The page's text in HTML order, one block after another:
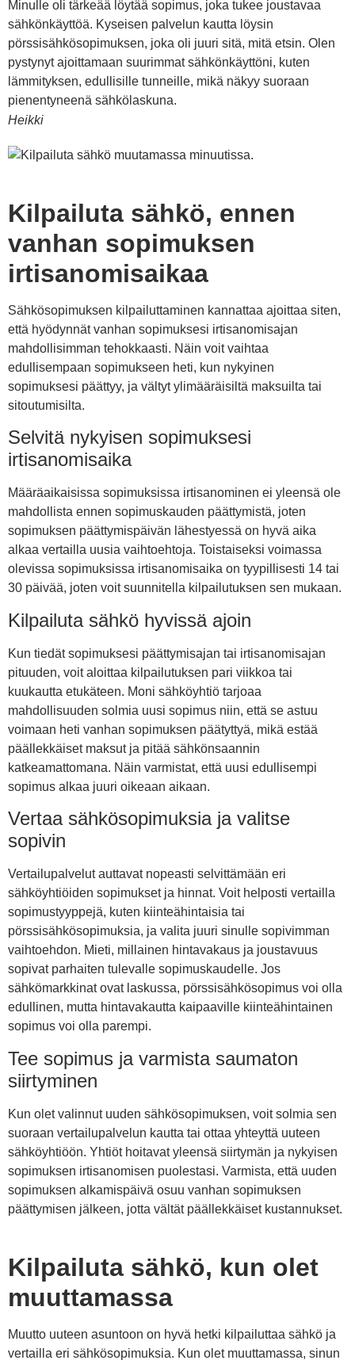
Minulle oli tärkeää löytää sopimus, joka tukee joustavaa
sähkönkäyttöä. Kyseisen palvelun kautta löysin
pörssisähkösopimuksen, joka oli juuri sitä, mitä etsin. Olen
pystynyt ajoittamaan suurimmat sähkönkäyttöni, kuten
lämmityksen, edullisille tunneille, mikä näkyy suoraan
pienentyneenä sähkölaskuna.
Heikki
Kilpailuta sähkö, ennen
vanhan sopimuksen
irtisanomisaikaa
Sähkösopimuksen kilpailuttaminen kannattaa ajoittaa siten,
että hyödynnät vanhan sopimuksesi irtisanomisajan
mahdollisimman tehokkaasti. Näin voit vaihtaa
edullisempaan sopimukseen heti, kun nykyinen
sopimuksesi päättyy, ja vältyt ylimääräisiltä maksuilta tai
sitoutumisilta.
Selvitä nykyisen sopimuksesi
irtisanomisaika
Määräaikaisissa sopimuksissa irtisanominen ei yleensä ole
mahdollista ennen sopimuskauden päättymistä, joten
sopimuksen päättymispäivän lähestyessä on hyvä aika
alkaa vertailla uusia vaihtoehtoja. Toistaiseksi voimassa
olevissa sopimuksissa irtisanomisaika on tyypillisesti 14 tai
30 päivää, joten voit suunnitella kilpailutuksen sen mukaan.
Kilpailuta sähkö hyvissä ajoin
Kun tiedät sopimuksesi päättymisajan tai irtisanomisajan
pituuden, voit aloittaa kilpailutuksen pari viikkoa tai
kuukautta etukäteen. Moni sähköyhtiö tarjoaa
mahdollisuuden solmia uusi sopimus niin, että se astuu
voimaan heti vanhan sopimuksen päätyttyä, mikä estää
päällekkäiset maksut ja pitää sähkönsaannin
katkeamattomana. Näin varmistat, että uusi edullisempi
sopimus alkaa juuri oikeaan aikaan.
Vertaa sähkösopimuksia ja valitse
sopivin
Vertailupalvelut auttavat nopeasti selvittämään eri
sähköyhtiöiden sopimukset ja hinnat. Voit helposti vertailla
sopimustyyppejä, kuten kiinteähintaisia tai
pörssisähkösopimuksia, ja valita juuri sinulle sopivimman
vaihtoehdon. Mieti, millainen hintavakaus ja joustavuus
sopivat parhaiten tulevalle sopimuskaudelle. Jos
sähkömarkkinat ovat laskussa, pörssisähkösopimus voi olla
edullinen, mutta hintavakautta kaipaaville kiinteähintainen
sopimus voi olla parempi.
Tee sopimus ja varmista saumaton
siirtyminen
Kun olet valinnut uuden sähkösopimuksen, voit solmia sen
suoraan vertailupalvelun kautta tai ottaa yhteyttä uuteen
sähköyhtiöön. Yhtiöt hoitavat yleensä siirtymän ja nykyisen
sopimuksen irtisanomisen puolestasi. Varmista, että uuden
sopimuksen alkamispäivä osuu vanhan sopimuksen
päättymisen jälkeen, jotta vältät päällekkäiset kustannukset.
Kilpailuta sähkö, kun olet
muuttamassa
Muutto uuteen asuntoon on hyvä hetki kilpailuttaa sähkö ja
vertailla eri sähkösopimuksia. Kun olet muuttamassa, sinun